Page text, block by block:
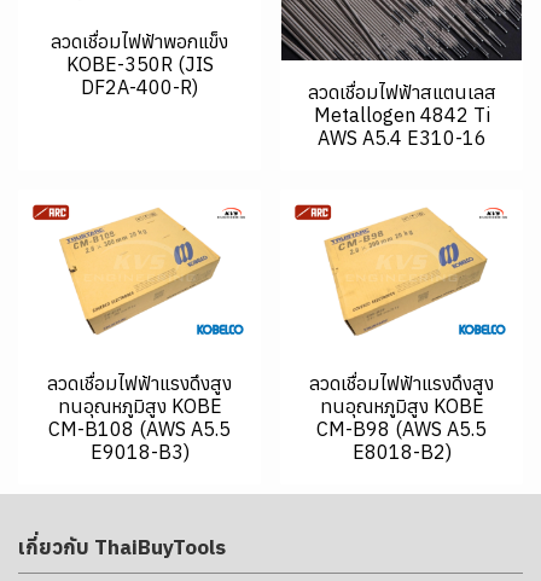
ลวดเชื่อมไฟฟ้าพอกแข็ง
KOBE-350R (JIS
DF2A-400-R)
ลวดเชื่อมไฟฟ้าสแตนเลส
Metallogen 4842 Ti
AWS A5.4 E310-16
ลวดเชื่อมไฟฟ้าแรงดึงสูง
ทนอุณหภูมิสูง KOBE
CM-B108 (AWS A5.5
E9018-B3)
ลวดเชื่อมไฟฟ้าแรงดึงสูง
ทนอุณหภูมิสูง KOBE
CM-B98 (AWS A5.5
E8018-B2)
เกี่ยวกับ ThaiBuyTools